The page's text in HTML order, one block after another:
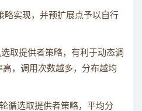
略实现，并预扩展点予以自行
选取提供者策略，有利于动态调
，调用次数越多，分布越均
循选取提供者策略，平均分